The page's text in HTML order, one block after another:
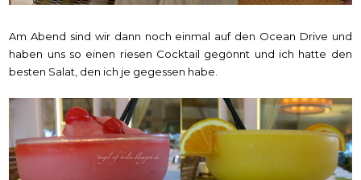
Am Abend sind wir dann noch einmal auf den Ocean Drive und
haben uns so einen riesen Cocktail gegönnt und ich hatte den
besten Salat, den ich je gegessen habe.